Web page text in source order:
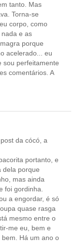
tanto. Mas
Torna-se
corpo, como
e as
porque
acelerado... eu
sou perfeitamente
comentários. A
da cócó, a
portanto, e
dela porque
mas ainda
foi gordinha.
a engordar, é só
quase rasga
mesmo entre o
me eu, bem e
Há um ano o